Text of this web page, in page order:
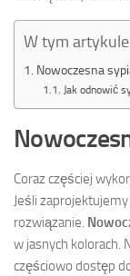
W tym
Nowoczesna
Jak odnowić
Coraz częściej
Jeśli
rozwiązanie.
w jasnych kolorach.
częściowo dostęp